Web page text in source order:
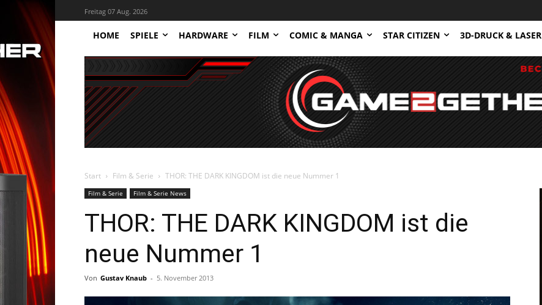
Freitag 07 Aug. 2026
HOME SPIELE HARDWARE FILM COMIC & MANGA STAR CITIZEN 3D-DRUCK & LASER
Start Film & Serie THOR: THE DARK KINGDOM ist die neue Nummer 1
Film & Serie Film & Serie News
THOR: THE DARK KINGDOM ist die
neue Nummer 1
Von Gustav Knaub - 5. November 2013